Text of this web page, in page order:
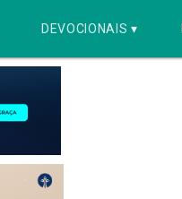
DEVOCIONAIS ▾